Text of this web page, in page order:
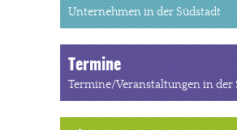
Unternehmen in der Südstadt
Termine
Termine/Veranstaltungen in der